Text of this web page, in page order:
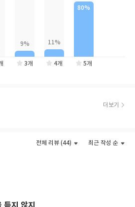
는 오컬트물 〈풀각시〉, 조선 후기 박해
물, 논리적이지 않은 힘으로 대표되는
은 낯설고 두려운 존재가 아니라, 자신
존재이기 때문이다. 김이삭의 소설이 으
3개 4개 5개
더보기
전체 리뷰 (44) 최근 작성 순